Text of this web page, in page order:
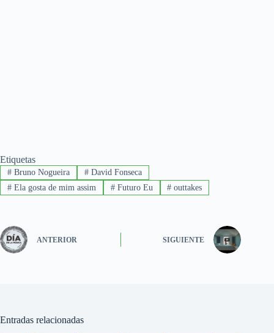
Etiquetas
#Bruno Nogueira #David Fonseca
#Ela gosta de mim assim #Futuro Eu # outtakes
ANTERIOR SIGUIENTE
Entradas relacionadas